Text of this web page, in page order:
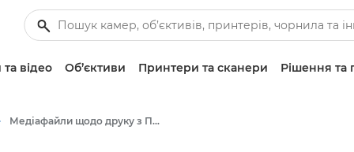
відео Об’єктиви Принтери та сканери Рішення та
Медіафайли щодо друку з ПК — прес-центр Canon